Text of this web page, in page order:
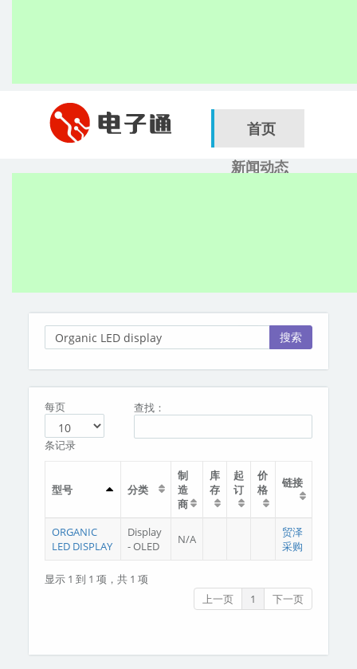
首页
新闻动态
服务商
搜索
每页
条记录
查找：
型号 分类
制
造
商
库
存
起
订
价
格
链接
ORGANIC
LED DISPLAY
Display
- OLED
N/A
贸泽
采购
显示 1 到 1 项，共 1 项
上一页
1 下一页